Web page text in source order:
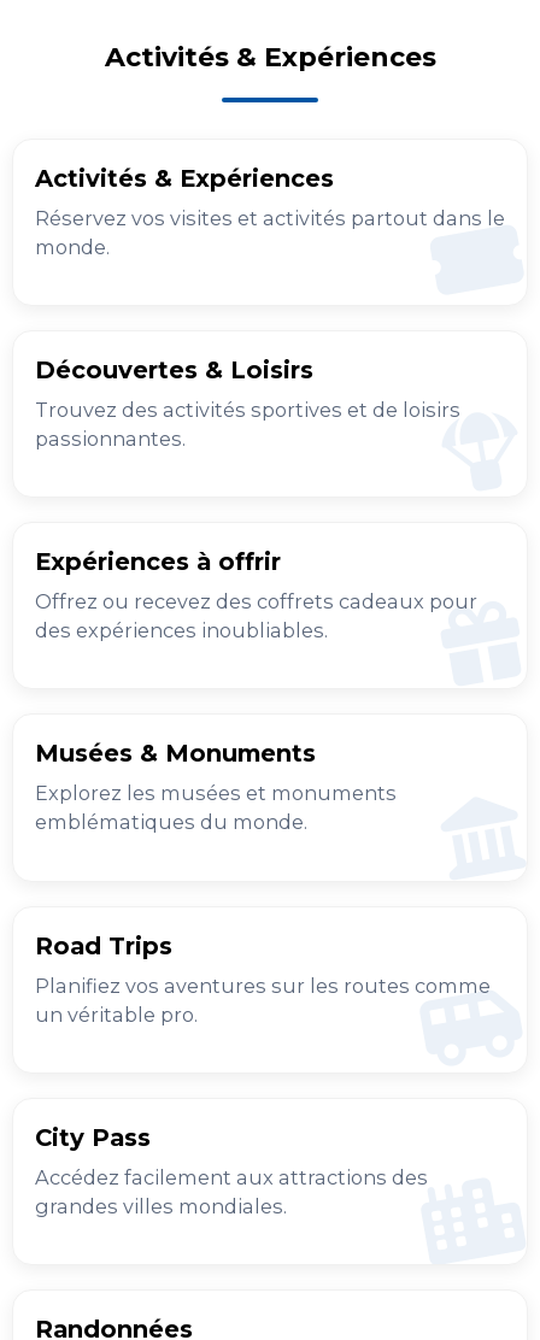
Activités & Expériences
Activités & Expériences
Réservez vos visites et activités partout dans le
monde.
Découvertes & Loisirs
Trouvez des activités sportives et de loisirs
passionnantes.
Expériences à offrir
Offrez ou recevez des coffrets cadeaux pour
des expériences inoubliables.
Musées & Monuments
Explorez les musées et monuments
emblématiques du monde.
Road Trips
Planifiez vos aventures sur les routes comme
un véritable pro.
City Pass
Accédez facilement aux attractions des
grandes villes mondiales.
Randonnées